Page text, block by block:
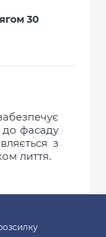
30
до фасаду
з
лиття.
мм